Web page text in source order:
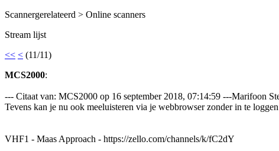
Scannergerelateerd > Online scanners
Stream lijst
<< < (11/11)
MCS2000:
--- Citaat van: MCS2000 op 16 september 2018, 07:14:59 ---Marifoon
Tevens kan je nu ook meeluisteren via je webbrowser zonder in te
VHF1 - Maas Approach - https://zello.com/channels/k/fC2dY